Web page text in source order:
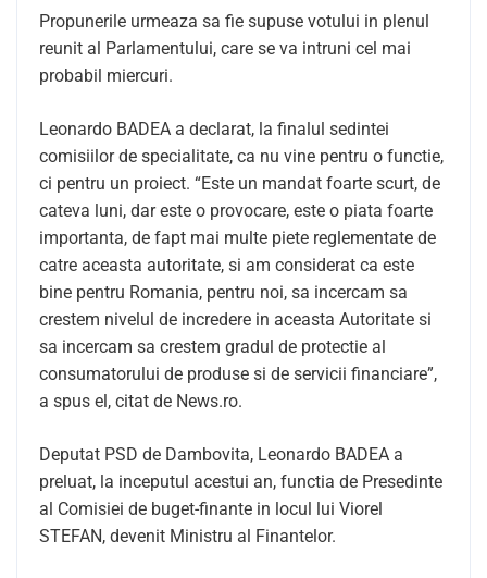
Propunerile urmeaza sa fie supuse votului in plenul
reunit al Parlamentului, care se va intruni cel mai
probabil miercuri.
Leonardo BADEA a declarat, la finalul sedintei
comisiilor de specialitate, ca nu vine pentru o functie,
ci pentru un proiect. “Este un mandat foarte scurt, de
cateva luni, dar este o provocare, este o piata foarte
importanta, de fapt mai multe piete reglementate de
catre aceasta autoritate, si am considerat ca este
bine pentru Romania, pentru noi, sa incercam sa
crestem nivelul de incredere in aceasta Autoritate si
sa incercam sa crestem gradul de protectie al
consumatorului de produse si de servicii financiare”,
a spus el, citat de News.ro.
Deputat PSD de Dambovita, Leonardo BADEA a
preluat, la inceputul acestui an, functia de Presedinte
al Comisiei de buget-finante in locul lui Viorel
STEFAN, devenit Ministru al Finantelor.